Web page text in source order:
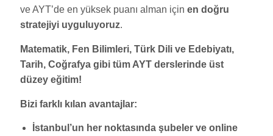
ve AYT’de en yüksek puanı alman için en doğru
stratejiyi uyguluyoruz.
Matematik, Fen Bilimleri, Türk Dili ve Edebiyatı,
Tarih, Coğrafya gibi tüm AYT derslerinde üst
düzey eğitim!
Bizi farklı kılan avantajlar:
İstanbul’un her noktasında şubeler ve online